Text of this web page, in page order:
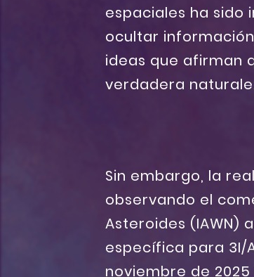
espaciales ha
ocultar
ideas que afirman
verdadera
Sin embargo, la
observando el
Asteroides (IAWN)
específica para 3I/
noviembre de